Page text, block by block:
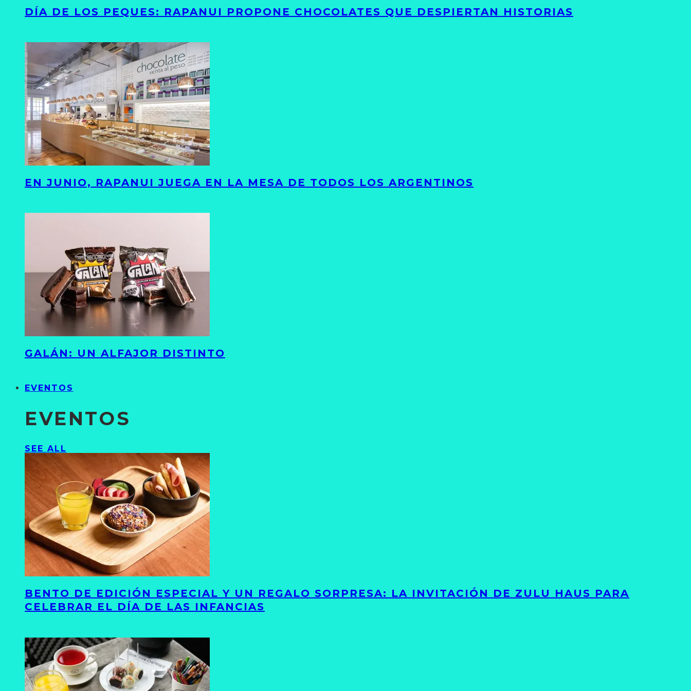
DÍA DE LOS PEQUES: RAPANUI PROPONE CHOCOLATES QUE DESPIERTAN HISTORIAS
EN JUNIO, RAPANUI JUEGA EN LA MESA DE TODOS LOS ARGENTINOS
GALÁN: UN ALFAJOR DISTINTO
EVENTOS
EVENTOS
SEE ALL
BENTO DE EDICIÓN ESPECIAL Y UN REGALO SORPRESA: LA INVITACIÓN DE ZULU HAUS PARA
CELEBRAR EL DÍA DE LAS INFANCIAS